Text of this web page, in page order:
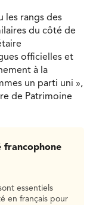
les rangs des
du côté de
officielles et
à la
un parti uni »,
de Patrimoine
francophone
essentiels
en français pour